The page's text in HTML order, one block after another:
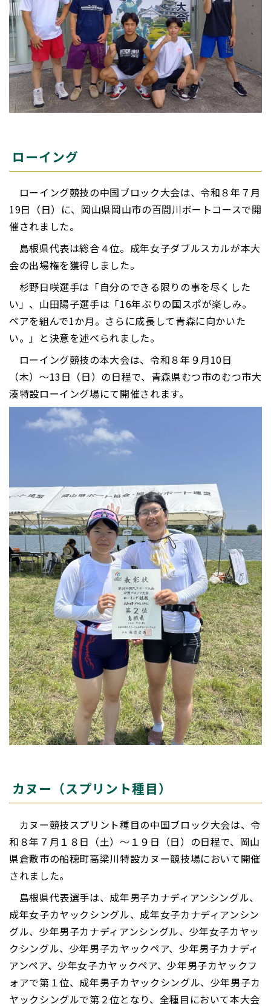
ローイング
ローイング競技の中国ブロック大会は、令和８年７月
19日（日）に、岡山県岡山市の百間川ボートコースで開
催されました。
島根県代表は総合４位。成年女子ダブルスカルが本大
会の出場権を獲得しました。
杉野日咲選手は「自分のできる限りの事を尽くした
い」、山田陽子選手は「16年ぶりの国スポが楽しみ。
ペアを組んで1か月。さらに成長して青森に向かいた
い。」と決意を述べられました。
ローイング競技の本大会は、令和８年９月10日
（木）～13日（日）の日程で、青森県むつ市のむつ市大
湊特設ローイング場にて開催されます。
カヌー（スプリント種目）
カヌー競技スプリント種目の中国ブロック大会は、令
和８年７月１８日（土）～１９日（日）の日程で、岡山
県倉敷市の船穂町高梁川特設カヌー競技場において開催
されました。
島根県代表選手は、成年男子カナディアンシングル、
成年女子カヤックシングル、成年女子カナディアンシン
グル、少年男子カナディアンシングル、少年女子カヤッ
クシングル、少年男子カヤックペア、少年男子カナディ
アンペア、少年女子カヤックペア、少年男子カヤックフ
ォアで第１位、成年男子カヤックシングル、少年男子カ
ヤックシングルで第２位となり、全種目において本大会